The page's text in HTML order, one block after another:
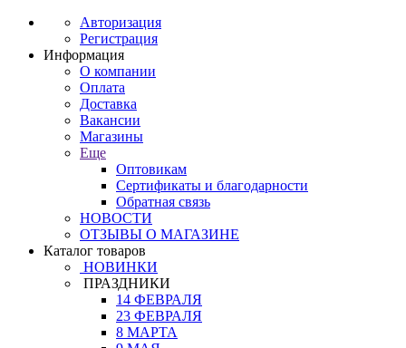
Авторизация
Регистрация
Информация
О компании
Оплата
Доставка
Вакансии
Магазины
Еще
Оптовикам
Сертификаты и благодарности
Обратная связь
НОВОСТИ
ОТЗЫВЫ О МАГАЗИНЕ
Каталог товаров
НОВИНКИ
ПРАЗДНИКИ
14 ФЕВРАЛЯ
23 ФЕВРАЛЯ
8 МАРТА